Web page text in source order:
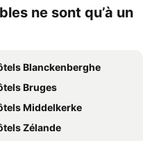
ne sont qu’à un
Blanckenberghe
Bruges
Middelkerke
Zélande